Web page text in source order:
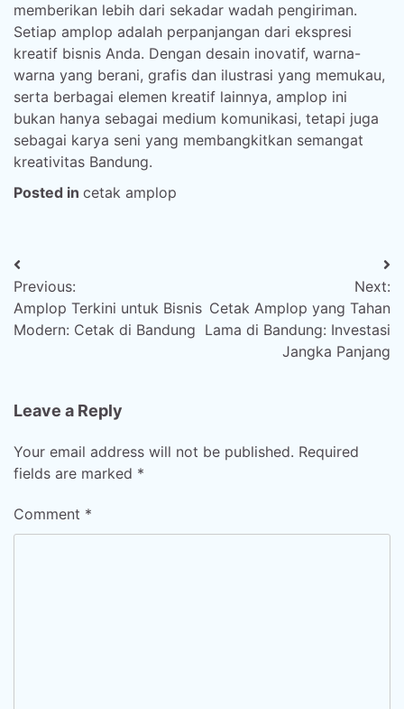
memberikan lebih dari sekadar wadah pengiriman.
Setiap amplop adalah perpanjangan dari ekspresi
kreatif bisnis Anda. Dengan desain inovatif, warna-
warna yang berani, grafis dan ilustrasi yang memukau,
serta berbagai elemen kreatif lainnya, amplop ini
bukan hanya sebagai medium komunikasi, tetapi juga
sebagai karya seni yang membangkitkan semangat
kreativitas Bandung.
Posted in cetak amplop
Post
navigation
Previous:
Amplop Terkini untuk Bisnis
Modern: Cetak di Bandung
Next:
Cetak Amplop yang Tahan
Lama di Bandung: Investasi
Jangka Panjang
Leave a Reply
Your email address will not be published. Required
fields are marked *
Comment *